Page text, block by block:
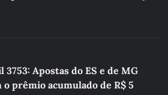
3753: Apostas do ES e de MG
prêmio acumulado de R$ 5